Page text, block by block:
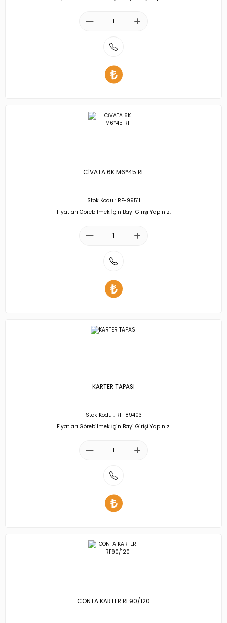
CİVATA 6K M6*45 RF
Stok Kodu : RF-99511
Fiyatları Görebilmek İçin Bayi Girişi Yapınız.
KARTER TAPASI
Stok Kodu : RF-89403
Fiyatları Görebilmek İçin Bayi Girişi Yapınız.
CONTA KARTER RF90/120